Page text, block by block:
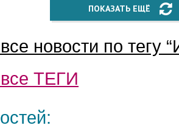
ПОКАЗАТЬ ЕЩЁ
новости по тегу “
ТЕГИ